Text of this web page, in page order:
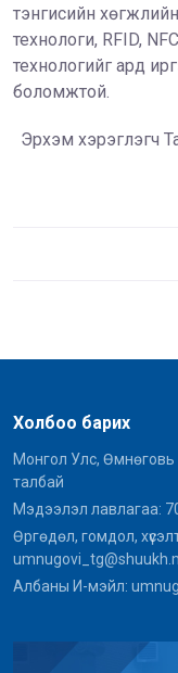
тэнгисийн
технологи, RFID,
технологийг ард
боломжтой.
Эрхэм хэрэглэгч
Холбоо барих
Монгол Улс,
талбай
Мэдээлэл лавлагаа:
Өргөдөл, гомдол,
Албаны И-мэйл: